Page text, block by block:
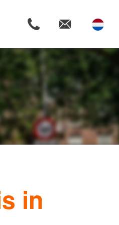
Property Searchers
Selling
in